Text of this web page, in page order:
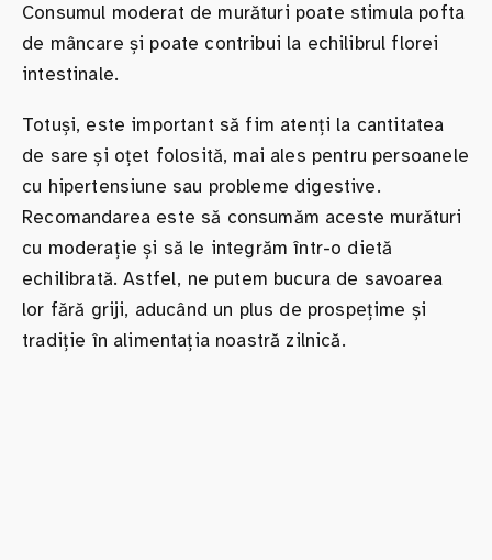
Consumul moderat de murături poate stimula pofta
de mâncare și poate contribui la echilibrul florei
intestinale.
Totuși, este important să fim atenți la cantitatea
de sare și oțet folosită, mai ales pentru persoanele
cu hipertensiune sau probleme digestive.
Recomandarea este să consumăm aceste murături
cu moderație și să le integrăm într-o dietă
echilibrată. Astfel, ne putem bucura de savoarea
lor fără griji, aducând un plus de prospețime și
tradiție în alimentația noastră zilnică.